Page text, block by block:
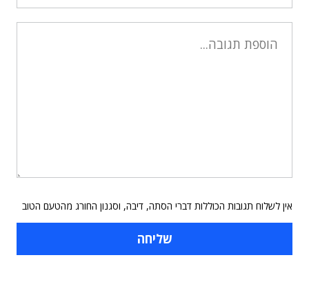
אין לשלוח תגובות הכוללות דברי הסתה, דיבה, וסגנון החורג מהטעם הטוב